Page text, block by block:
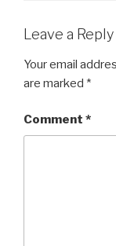
Leave a Reply
Your email
are marked *
Comment *